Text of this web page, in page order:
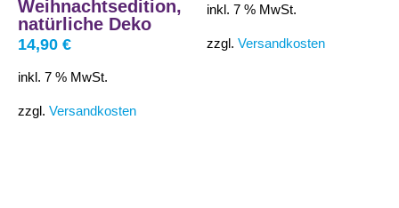
Weihnachtsedition,
natürliche Deko
14,90 €
inkl. 7 % MwSt.
zzgl. Versandkosten
inkl. 7 % MwSt.
zzgl.Versandkosten